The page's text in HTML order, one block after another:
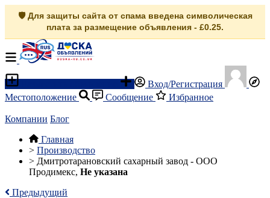
🛡️ Для защиты сайта от спама введена символическая
плата за размещение объявления - £0.25.
Вход/Регистрация
Местоположение
Сообщение Избранное
Компании Блог
Главная
> Производство
> Дмитротарановский сахарный завод - ООО
Продимекс, Не указана
Предыдущий